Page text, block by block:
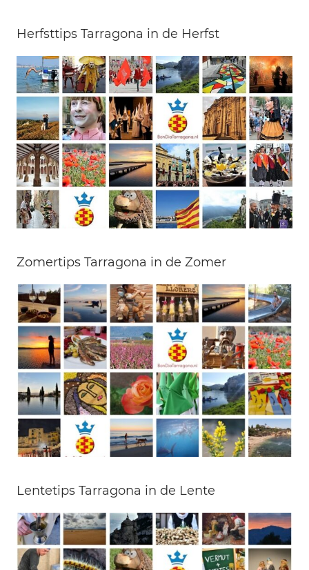
Herfsttips Tarragona in de Herfst
Zomertips Tarragona in de Zomer
Lentetips Tarragona in de Lente